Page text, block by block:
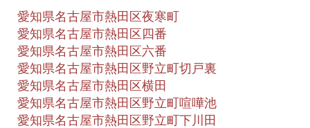
愛知県名古屋市熱田区夜寒町
愛知県名古屋市熱田区四番
愛知県名古屋市熱田区六番
愛知県名古屋市熱田区野立町切戸裏
愛知県名古屋市熱田区横田
愛知県名古屋市熱田区野立町喧嘩池
愛知県名古屋市熱田区野立町下川田